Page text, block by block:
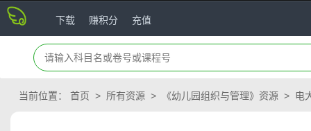
下载 赚积分 充值
当前位置： 首页 > 所有资源 > 《幼儿园组织与管理》资源 > 电大